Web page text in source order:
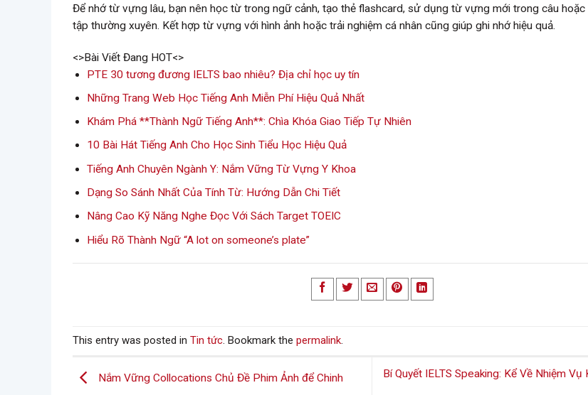
Để nhớ từ vựng lâu, bạn nên học từ trong ngữ cảnh, tạo thẻ flashcard, sử dụng từ vựng mới trong câu hoặc
tập thường xuyên. Kết hợp từ vựng với hình ảnh hoặc trải nghiệm cá nhân cũng giúp ghi nhớ hiệu quả.
<>Bài Viết Đang HOT<>
PTE 30 tương đương IELTS bao nhiêu? Địa chỉ học uy tín
Những Trang Web Học Tiếng Anh Miễn Phí Hiệu Quả Nhất
Khám Phá **Thành Ngữ Tiếng Anh**: Chìa Khóa Giao Tiếp Tự Nhiên
10 Bài Hát Tiếng Anh Cho Học Sinh Tiểu Học Hiệu Quả
Tiếng Anh Chuyên Ngành Y: Nắm Vững Từ Vựng Y Khoa
Dạng So Sánh Nhất Của Tính Từ: Hướng Dẫn Chi Tiết
Nâng Cao Kỹ Năng Nghe Đọc Với Sách Target TOEIC
Hiểu Rõ Thành Ngữ “A lot on someone’s plate”
This entry was posted in Tin tức. Bookmark the permalink.
Nắm Vững Collocations Chủ Đề Phim Ảnh để Chinh
Bí Quyết IELTS Speaking: Kể Về Nhiệm